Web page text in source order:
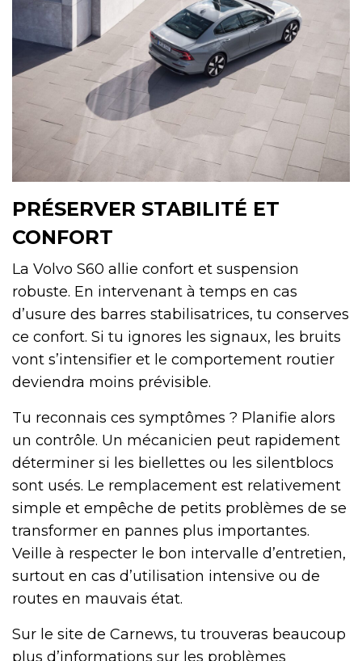
PRÉSERVER STABILITÉ ET
CONFORT
La Volvo S60 allie confort et suspension
robuste. En intervenant à temps en cas
d’usure des barres stabilisatrices, tu conserves
ce confort. Si tu ignores les signaux, les bruits
vont s’intensifier et le comportement routier
deviendra moins prévisible.
Tu reconnais ces symptômes ? Planifie alors
un contrôle. Un mécanicien peut rapidement
déterminer si les biellettes ou les silentblocs
sont usés. Le remplacement est relativement
simple et empêche de petits problèmes de se
transformer en pannes plus importantes.
Veille à respecter le bon intervalle d’entretien,
surtout en cas d’utilisation intensive ou de
routes en mauvais état.
Sur le site de Carnews, tu trouveras beaucoup
plus d’informations sur les problèmes